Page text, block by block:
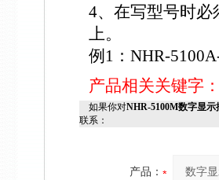
4、在写型号时必
上。
例1：NHR-
产品相关关键字
如果你对NHR-5100M数字显
联系：
产品：